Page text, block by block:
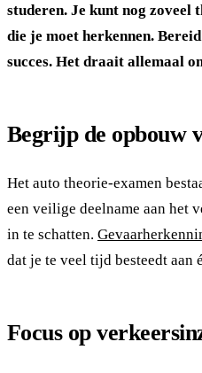
studeren. Je kunt nog
die je moet herkennen.
succes. Het draait allemaal
Begrijp de opbouw
Het auto theorie-examen
een veilige deelname aan het
in te schatten.
dat je te veel tijd besteedt aan
Focus op